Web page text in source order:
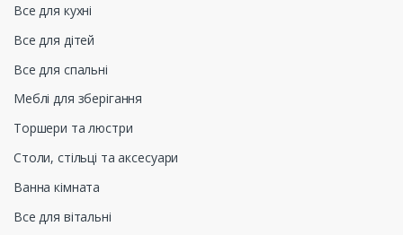
Все для кухні
Все для дітей
Все для спальні
Меблі для зберігання
Торшери та люстри
Столи, стільці та аксесуари
Ванна кімната
Все для вітальні